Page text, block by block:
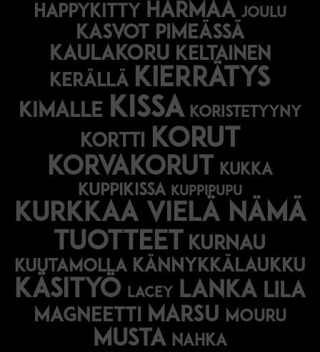
happykitty harmaa joulu
Kasvot pimeässä
kaulakoru keltainen
kerällä kierrätys
kimalle kissa koristetyyny
kortti korut
korvakorut
kukka
kuppikissa kuppipupu
Kurkkaa vielä nämä
tuotteet kurnau
kuutamolla kännykkälaukku
käsityö lacey lanka lila
magneetti marsu mouru
musta nahka